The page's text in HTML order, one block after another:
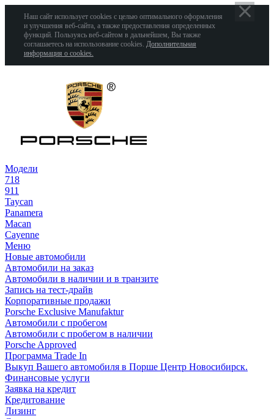
Наш сайт использует cookies с целью оптимального оформления
и улучшения веб-сайта, а также предоставления определенных
функций. Пользуясь веб-сайтом в дальнейшем, Вы также
соглашаетесь на использование cookies. Дополнительная
информация о cookies.
Модели
718
911
Taycan
Panamera
Macan
Cayenne
Меню
Новые автомобили
Автомобили на заказ
Автомобили в наличии и в транзите
Запись на тест-драйв
Корпоративные продажи
Porsche Exclusive Manufaktur
Автомобили с пробегом
Автомобили с пробегом в наличии
Porsche Approved
Программа Trade In
Выкуп Вашего автомобиля в Порше Центр Новосибирск.
Финансовые услуги
Заявка на кредит
Кредитование
Лизинг